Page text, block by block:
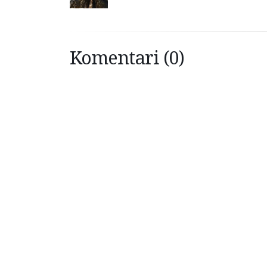
Komentari (0)